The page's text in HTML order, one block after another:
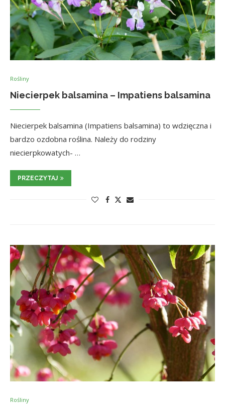
Rośliny
Niecierpek balsamina – Impatiens balsamina
Niecierpek balsamina (Impatiens balsamina) to wdzięczna i
bardzo ozdobna roślina. Należy do rodziny
niecierpkowatych- …
PRZECZYTAJ
Rośliny